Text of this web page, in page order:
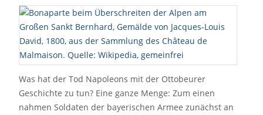
Was hat der Tod Napoleons mit der Ottobeurer
Geschichte zu tun? Eine ganze Menge: Zum einen
nahmen Soldaten der bayerischen Armee zunächst an